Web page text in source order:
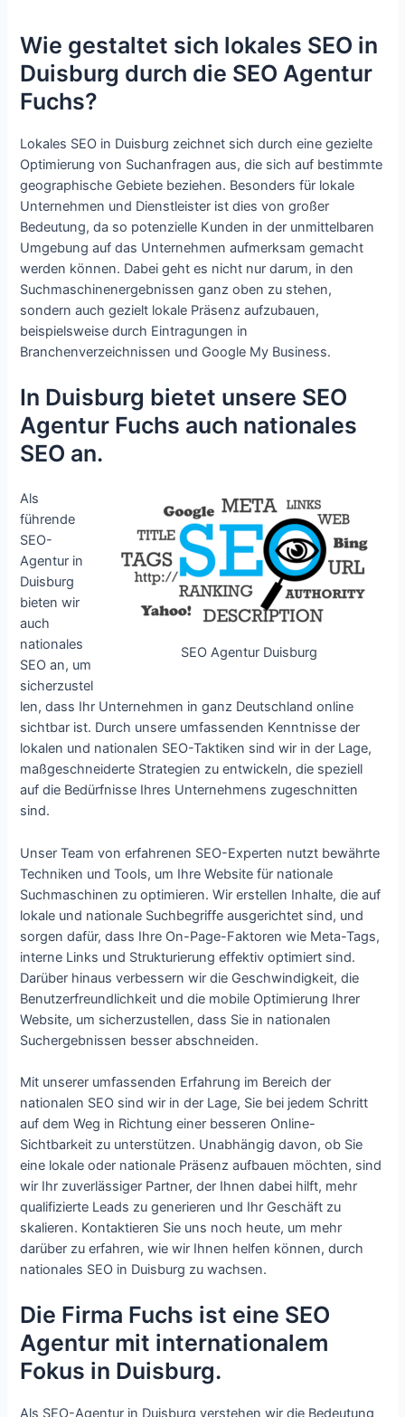
Wie gestaltet sich lokales SEO in
Duisburg durch die SEO Agentur
Fuchs?
Lokales SEO in Duisburg zeichnet sich durch eine gezielte
Optimierung von Suchanfragen aus, die sich auf bestimmte
geographische Gebiete beziehen. Besonders für lokale
Unternehmen und Dienstleister ist dies von großer
Bedeutung, da so potenzielle Kunden in der unmittelbaren
Umgebung auf das Unternehmen aufmerksam gemacht
werden können. Dabei geht es nicht nur darum, in den
Suchmaschinenergebnissen ganz oben zu stehen,
sondern auch gezielt lokale Präsenz aufzubauen,
beispielsweise durch Eintragungen in
Branchenverzeichnissen und Google My Business.
In Duisburg bietet unsere SEO
Agentur Fuchs auch nationales
SEO an.
SEO Agentur Duisburg
Als
führende
SEO-
Agentur in
Duisburg
bieten wir
auch
nationales
SEO an, um
sicherzustel
len, dass Ihr Unternehmen in ganz Deutschland online
sichtbar ist. Durch unsere umfassenden Kenntnisse der
lokalen und nationalen SEO-Taktiken sind wir in der Lage,
maßgeschneiderte Strategien zu entwickeln, die speziell
auf die Bedürfnisse Ihres Unternehmens zugeschnitten
sind.
Unser Team von erfahrenen SEO-Experten nutzt bewährte
Techniken und Tools, um Ihre Website für nationale
Suchmaschinen zu optimieren. Wir erstellen Inhalte, die auf
lokale und nationale Suchbegriffe ausgerichtet sind, und
sorgen dafür, dass Ihre On-Page-Faktoren wie Meta-Tags,
interne Links und Strukturierung effektiv optimiert sind.
Darüber hinaus verbessern wir die Geschwindigkeit, die
Benutzerfreundlichkeit und die mobile Optimierung Ihrer
Website, um sicherzustellen, dass Sie in nationalen
Suchergebnissen besser abschneiden.
Mit unserer umfassenden Erfahrung im Bereich der
nationalen SEO sind wir in der Lage, Sie bei jedem Schritt
auf dem Weg in Richtung einer besseren Online-
Sichtbarkeit zu unterstützen. Unabhängig davon, ob Sie
eine lokale oder nationale Präsenz aufbauen möchten, sind
wir Ihr zuverlässiger Partner, der Ihnen dabei hilft, mehr
qualifizierte Leads zu generieren und Ihr Geschäft zu
skalieren. Kontaktieren Sie uns noch heute, um mehr
darüber zu erfahren, wie wir Ihnen helfen können, durch
nationales SEO in Duisburg zu wachsen.
Die Firma Fuchs ist eine SEO
Agentur mit internationalem
Fokus in Duisburg.